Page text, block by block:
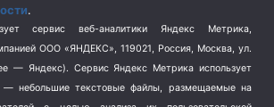
.
сервис веб-аналитики Яндекс Метрика,
ООО «ЯНДЕКС», 119021, Россия, Москва, ул.
— Яндекс). Сервис Яндекс Метрика использует
— небольшие текстовые файлы, размещаемые на